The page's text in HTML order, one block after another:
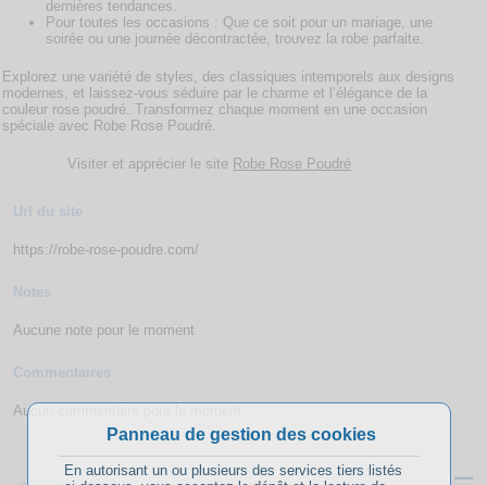
dernières tendances.
Pour toutes les occasions : Que ce soit pour un mariage, une
soirée ou une journée décontractée, trouvez la robe parfaite.
Explorez une variété de styles, des classiques intemporels aux designs
modernes, et laissez-vous séduire par le charme et l’élégance de la
couleur rose poudré. Transformez chaque moment en une occasion
spéciale avec Robe Rose Poudré.
Visiter et apprécier le site Robe Rose Poudré
Url du site
https://robe-rose-poudre.com/
Notes
Aucune note pour le moment
Commentaires
Aucun commentaire pour le moment
Panneau de gestion des cookies
En autorisant un ou plusieurs des services tiers listés